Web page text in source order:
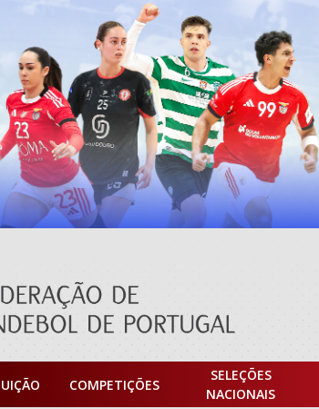
COMPETIÇÕES
SELEÇÕES
NACIONAIS